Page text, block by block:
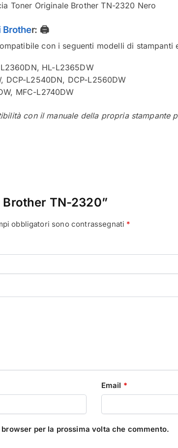
Toner Originale Brother TN-2320 Nero
Brother: 🖨️
con i seguenti modelli di stampanti
HL-L2365DW
DCP-L2540DN, DCP-L2560DW
MFC-L2740DW
con il manuale della propria stampante
TN-2320”
obbligatori sono contrassegnati *
Email *
per la prossima volta che commento.